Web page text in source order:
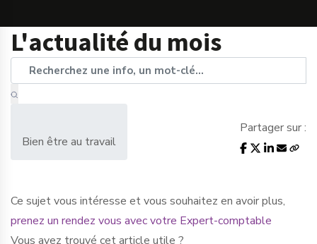
L'actualité du mois
Bien être au travail
Partager sur :
Ce sujet vous intéresse et vous souhaitez en avoir plus,
prenez un rendez vous avec votre Expert-comptable
Vous avez trouvé cet article utile ?